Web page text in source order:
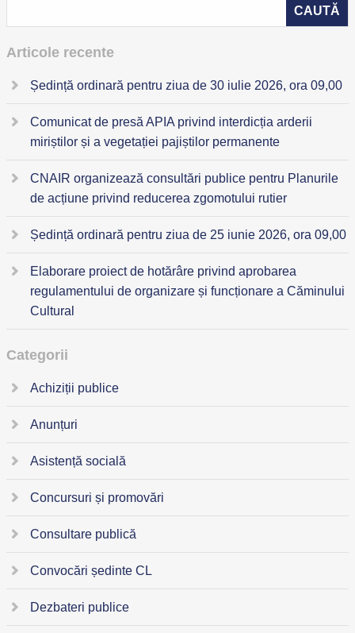
Articole recente
Ședință ordinară pentru ziua de 30 iulie 2026, ora 09,00
Comunicat de presă APIA privind interdicția arderii
miriștilor și a vegetației pajiștilor permanente
CNAIR organizează consultări publice pentru Planurile
de acțiune privind reducerea zgomotului rutier
Ședință ordinară pentru ziua de 25 iunie 2026, ora 09,00
Elaborare proiect de hotărâre privind aprobarea
regulamentului de organizare și funcționare a Căminului
Cultural
Categorii
Achiziții publice
Anunțuri
Asistență socială
Concursuri și promovări
Consultare publică
Convocări ședinte CL
Dezbateri publice